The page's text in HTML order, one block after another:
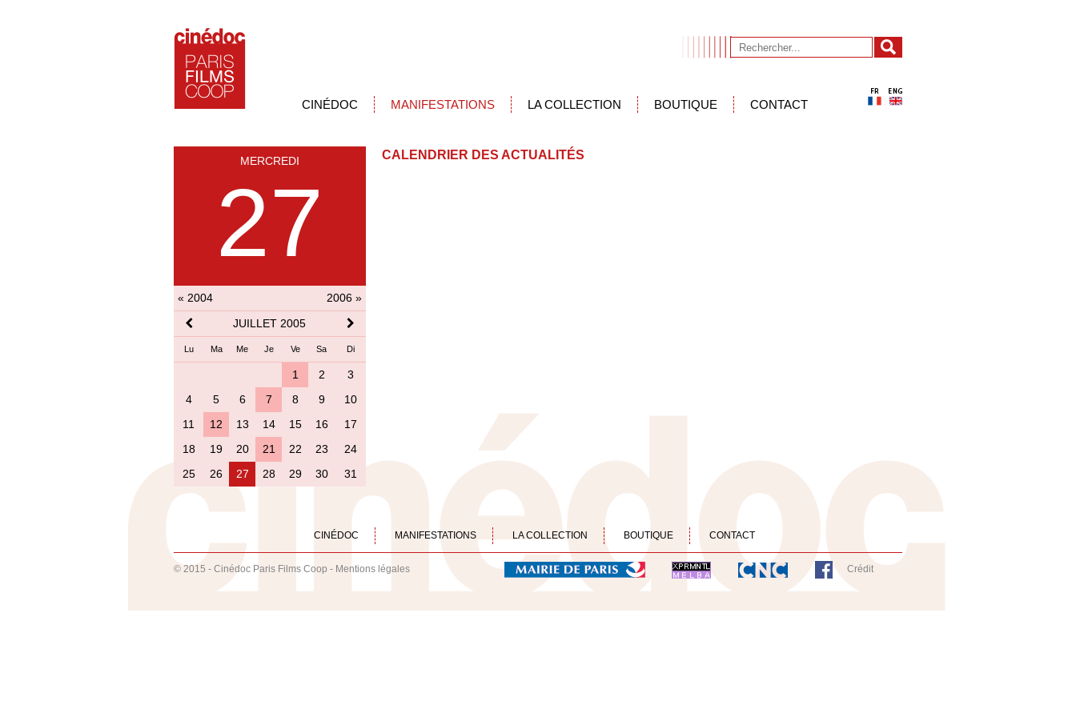
CINÉDOC MANIFESTATIONS LA COLLECTION BOUTIQUE CONTACT
MERCREDI
27
« 2004
2006 »
JUILLET 2005
Lu Ma Me Je Ve Sa Di
1 2
3
4
5 6 7 8 9
10
11
12 13 14 15 16
17
18
19 20 21 22 23
24
25
26 27 28 29 30 31
CALENDRIER DES ACTUALITÉS
CINÉDOC MANIFESTATIONS LA COLLECTION BOUTIQUE CONTACT
© 2015 - Cinédoc Paris Films Coop - Mentions légales Crédit